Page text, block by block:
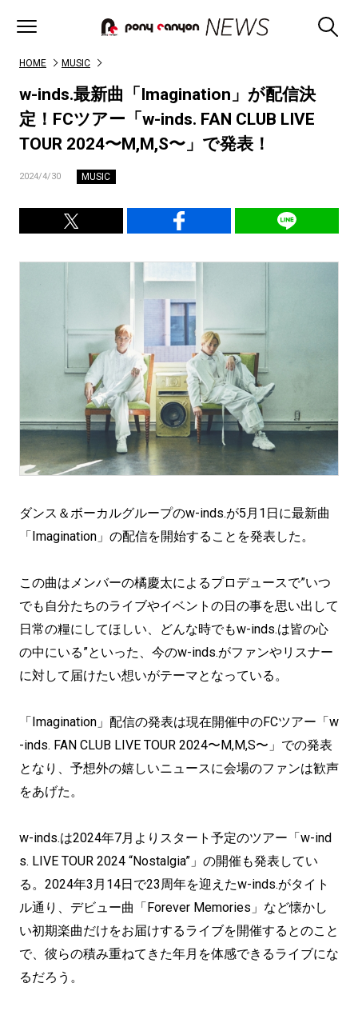
HOME MUSIC
w-inds.最新曲「Imagination」が配信決
定！FCツアー「w-inds. FAN CLUB LIVE
TOUR 2024〜M,M,S〜」で発表！
2024/4/30 MUSIC
ダンス＆ボーカルグループのw-inds.が5月1日に最新曲
「Imagination」の配信を開始することを発表した。
この曲はメンバーの橘慶太によるプロデュースで”いつ
でも自分たちのライブやイベントの日の事を思い出して
日常の糧にしてほしい、どんな時でもw-inds.は皆の心
の中にいる”といった、今のw-inds.がファンやリスナー
に対して届けたい想いがテーマとなっている。
「Imagination」配信の発表は現在開催中のFCツアー「w
-inds. FAN CLUB LIVE TOUR 2024〜M,M,S〜」での発表
となり、予想外の嬉しいニュースに会場のファンは歓声
をあげた。
w-inds.は2024年7月よりスタート予定のツアー「w-ind
s. LIVE TOUR 2024 “Nostalgia”」の開催も発表してい
る。2024年3月14日で23周年を迎えたw-inds.がタイト
ル通り、デビュー曲「Forever Memories」など懐かし
い初期楽曲だけをお届けするライブを開催するとのこと
で、彼らの積み重ねてきた年月を体感できるライブにな
るだろう。